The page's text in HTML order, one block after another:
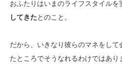
おふたりはいまのライフスタイルを
してきたとのこと。
だから、いきなり彼らのマネをし
たところでそうなれるわけではあり